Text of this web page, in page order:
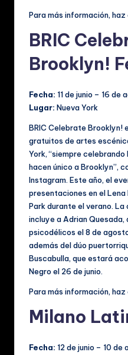
Para más información,
BRIC
Brooklyn!
Fecha: 11 de junio – 16 de
Lugar: Nueva York
BRIC Celebrate Brooklyn!
gratuitos de artes
York, “siempre
hacen único a Brooklyn”,
Instagram. Este año, el
presentaciones en el
Park durante el verano.
incluye a Adrian Quesada,
psicodélicos el 8 de
además del dúo
Buscabulla, que estará
Negro el 26 de junio.
Para más información, haz
Milano
Fecha: 12 de junio – 10 de